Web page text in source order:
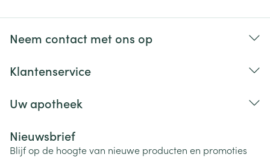
Neem contact met ons op
Klantenservice
Uw apotheek
Nieuwsbrief
Blijf op de hoogte van nieuwe producten en promoties